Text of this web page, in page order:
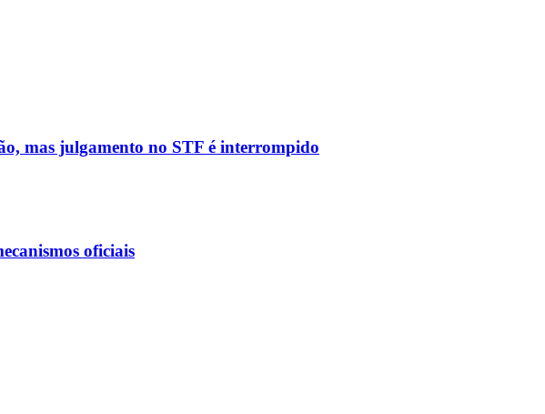
mas julgamento no STF é interrompido
oficiais